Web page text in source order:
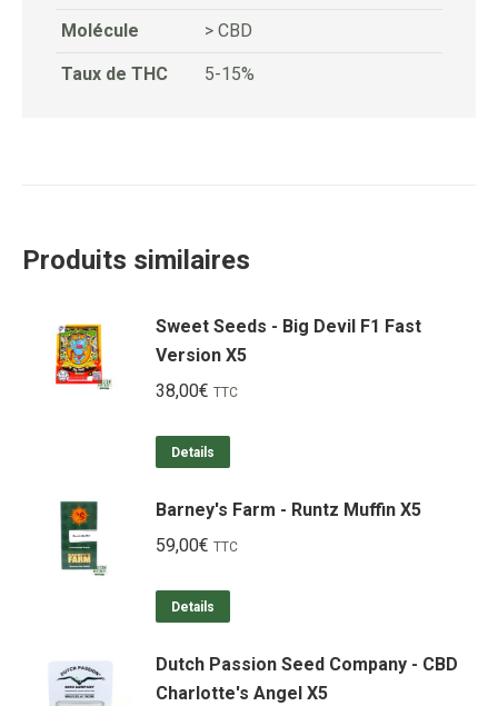
Molécule > CBD
Taux de THC 5-15%
Produits similaires
Sweet Seeds - Big Devil F1 Fast
Version X5
38,00€ TTC
Details
Barney's Farm - Runtz Muffin X5
59,00€ TTC
Details
Dutch Passion Seed Company - CBD
Charlotte's Angel X5